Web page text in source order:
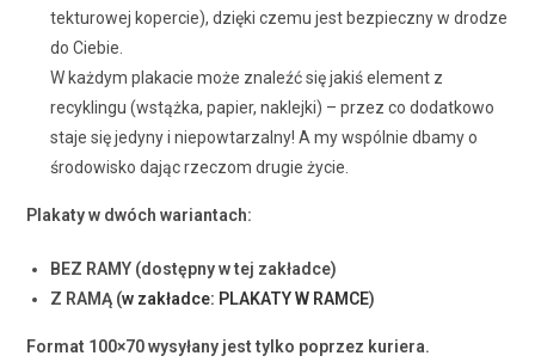
tekturowej kopercie), dzięki czemu jest bezpieczny w drodze
do Ciebie.
W każdym plakacie może znaleźć się jakiś element z
recyklingu (wstążka, papier, naklejki) – przez co dodatkowo
staje się jedyny i niepowtarzalny! A my wspólnie dbamy o
środowisko dając rzeczom drugie życie.
Plakaty w dwóch wariantach:
BEZ RAMY (dostępny w tej zakładce)
Z RAMĄ (w zakładce: PLAKATY W RAMCE)
Format 100×70 wysyłany jest tylko poprzez kuriera.